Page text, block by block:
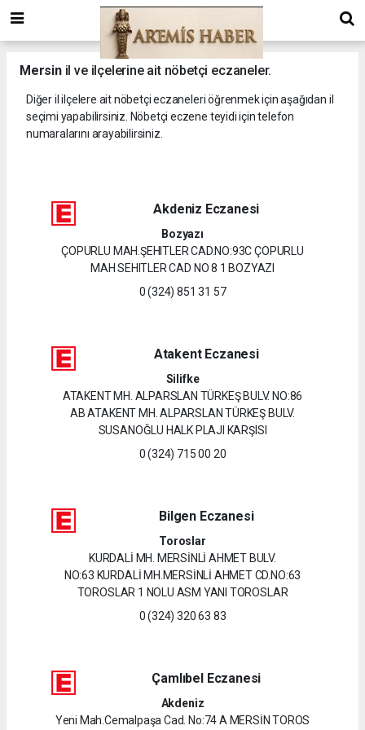
Mersinil ve ilçelerine ait nöbetçi eczaneler.
Diğer il ilçelere ait nöbetçi eczaneleri öğrenmek için aşağıdan il
seçimi yapabilirsiniz. Nöbetçi eczene teyidi için telefon
numaralarını arayabilirsiniz.
Akdeniz Eczanesi
Bozyazı
ÇOPURLU MAH.ŞEHITLER CAD.NO:93C ÇOPURLU
MAH SEHITLER CAD NO 8 1 BOZYAZI
0 (324) 851 31 57
Atakent Eczanesi
Silifke
ATAKENT MH. ALPARSLAN TÜRKEŞ BULV. NO:86
AB ATAKENT MH. ALPARSLAN TÜRKEŞ BULV.
SUSANOĞLU HALK PLAJI KARŞISI
0 (324) 715 00 20
Bilgen Eczanesi
Toroslar
KURDALİ MH. MERSİNLİ AHMET BULV.
NO:63 KURDALİ MH.MERSİNLİ AHMET CD.NO:63
TOROSLAR 1 NOLU ASM YANI TOROSLAR
0 (324) 320 63 83
Çamlıbel Eczanesi
Akdeniz
Yeni Mah.Cemalpaşa Cad. No:74 A MERSİN TOROS